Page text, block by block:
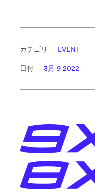
カテゴリ EVENT
日付 3月 9 2022